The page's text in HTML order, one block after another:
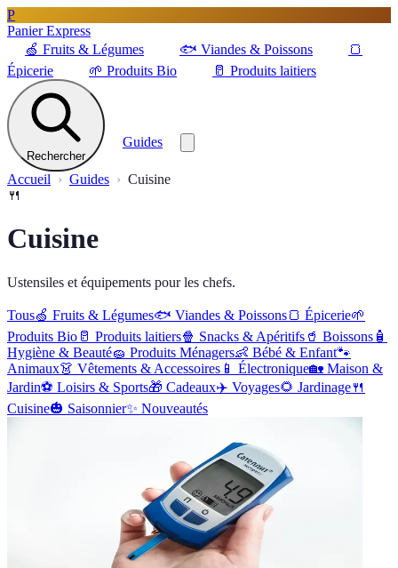
P
Panier Express
🍏 Fruits & Légumes 🐟 Viandes & Poissons
🍞
Épicerie
🌱 Produits Bio 🥛 Produits laitiers
Rechercher
Guides
Accueil Guides
Cuisine
🍴
Cuisine
Ustensiles et équipements pour les chefs.
Tous🍏 Fruits & Légumes🐟 Viandes & Poissons🍞 Épicerie🌱
Produits Bio 🥛 Produits laitiers🍿 Snacks & Apéritifs 🥤 Boissons 🧴
Hygiène & Beauté🧽 Produits Ménagers👶 Bébé & Enfant🐾
Animaux👗 Vêtements & Accessoires 📱 Électronique🏡 Maison &
Jardin⚽ Loisirs & Sports🎁 Cadeaux✈️ Voyages🌻 Jardinage🍴
Cuisine🎃 Saisonnier✨ Nouveautés